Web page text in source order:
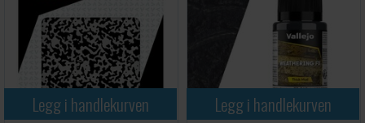
Legg i handlekurven Legg i handlekurven